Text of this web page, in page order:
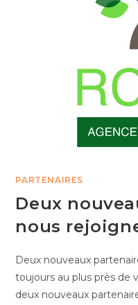
PARTENAIRES
Deux
nous
Deux nouveaux
toujours au plus près de
deux nouveaux